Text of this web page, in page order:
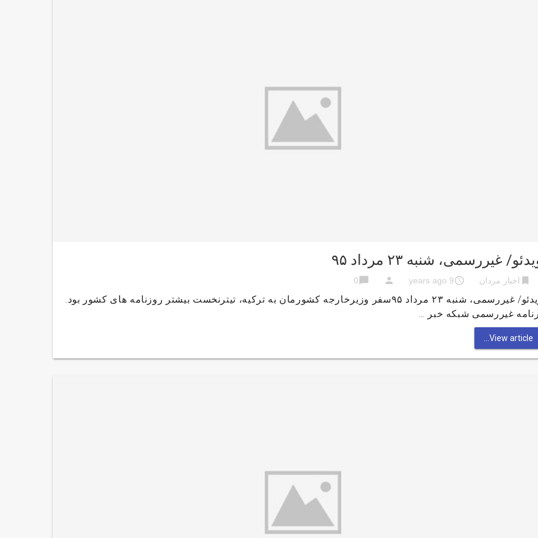
غیررسمی، شنبه ۲۳ مرداد ۹۵
bookmark اخبار مردان access_time
9 years ago
person
chat_bubble
0
ویدئو/ غیررسمی، شنبه ۲۳ مرداد ۹۵سفر وزیرخارجه کشورمان به ترکیه، تیترنخست بیشتر روزنامه های کشور بود.
غیررسمی شبکه خبر …
View article...